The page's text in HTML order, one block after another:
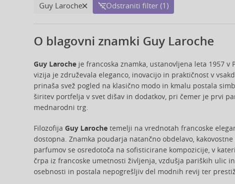
Guy Laroche Odstraniti filter (1)
O blagovni znamki Guy Laroche
Guy Larocheje francoska znamka, ustanovljena leta 1957
vizija je združevala eleganco, inovacijo in praktičnost v
prinaša svež pogled na klasično modo in kmalu postala
širitev portfelja v svet dišav in dodatkov, pri čemer je prvi
mednarodni trg.
Filozofija Guy Larochetemelji na vrednotah francoske
dostopna. Znamka poudarja natančno obdelavo,
parfumov se osredotoča na sofisticirane kompozicije, v
črpa iz francoske umetnosti življenja, vzdušja pariških ulic
osebnosti in postala nepogrešljiv del modnih revij ter